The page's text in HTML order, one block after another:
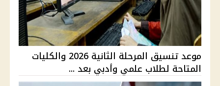
موعد تنسيق المرحلة الثانية 2026 والكليات
المتاحة لطلاب علمي وأدبي بعد ...